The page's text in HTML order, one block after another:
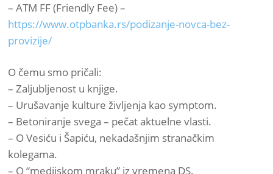
– ATM FF (Friendly Fee) –
https://www.otpbanka.rs/podizanje-novca-bez-
provizije/
O čemu smo pričali:
– Zaljubljenost u knjige.
– Urušavanje kulture življenja kao symptom.
– Betoniranje svega – pečat aktuelne vlasti.
– O Vesiću i Šapiću, nekadašnjim stranačkim
kolegama.
– O “medijskom mraku” iz vremena DS.